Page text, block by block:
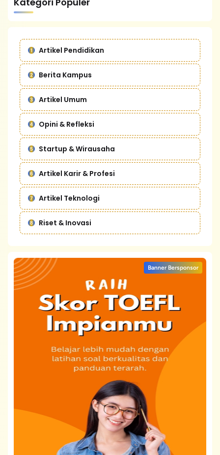
Artikel Pendidikan
Berita Kampus
Artikel Umum
Opini & Refleksi
Startup & Wirausaha
Artikel Karir & Profesi
Artikel Teknologi
Riset & Inovasi
Banner Bersponsor